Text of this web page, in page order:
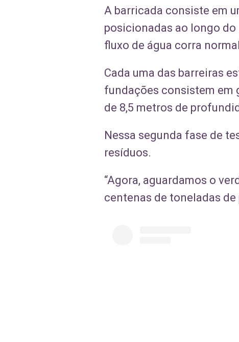
A barricada consiste em
posicionadas ao longo
fluxo de água corra
Cada uma das barreiras
fundações consistem em
de 8,5 metros de
Nessa segunda fase de
resíduos.
“Agora, aguardamos o
centenas de toneladas